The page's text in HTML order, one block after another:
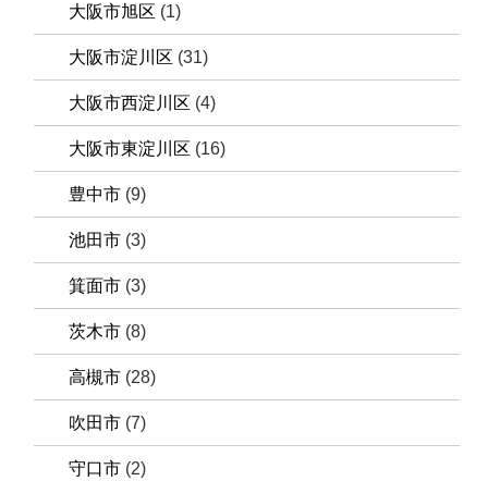
大阪市旭区 (1)
大阪市淀川区 (31)
大阪市西淀川区 (4)
大阪市東淀川区 (16)
豊中市 (9)
池田市 (3)
箕面市 (3)
茨木市 (8)
高槻市 (28)
吹田市 (7)
守口市 (2)